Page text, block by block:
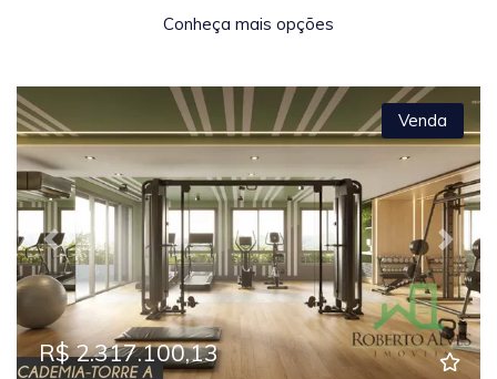
Conheça mais opções
Previous Next
Venda
R$ 2.317.100,13